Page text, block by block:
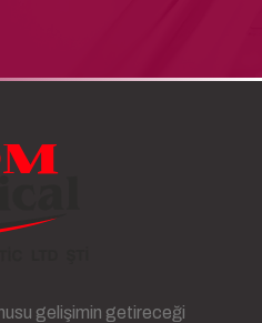
gelişimin getireceği